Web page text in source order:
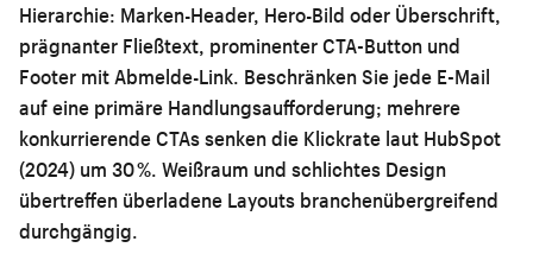
Hierarchie: Marken-Header, Hero-Bild oder Überschrift,
prägnanter Fließtext, prominenter CTA-Button und
Footer mit Abmelde-Link. Beschränken Sie jede E-Mail
auf eine primäre Handlungsaufforderung; mehrere
konkurrierende CTAs senken die Klickrate laut HubSpot
(2024) um 30 %. Weißraum und schlichtes Design
übertreffen überladene Layouts branchenübergreifend
durchgängig.